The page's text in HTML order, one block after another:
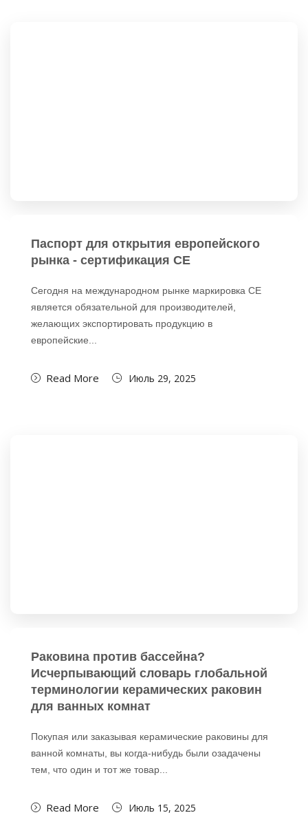
Паспорт для открытия европейского
рынка - сертификация CE
Сегодня на международном рынке маркировка CE
является обязательной для производителей,
желающих экспортировать продукцию в
европейские...
Read More Июль 29, 2025
Раковина против бассейна?
Исчерпывающий словарь глобальной
терминологии керамических раковин
для ванных комнат
Покупая или заказывая керамические раковины для
ванной комнаты, вы когда-нибудь были озадачены
тем, что один и тот же товар...
Read More Июль 15, 2025